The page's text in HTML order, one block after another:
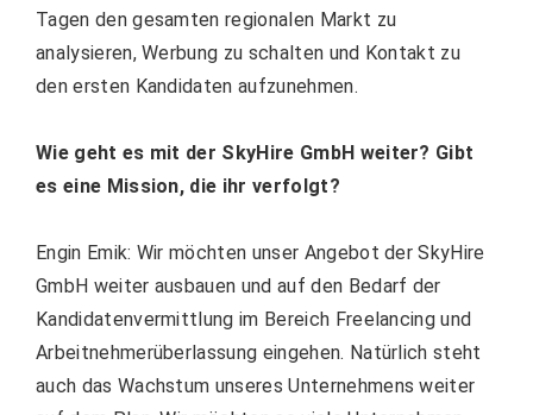
Tagen den gesamten regionalen Markt zu
analysieren, Werbung zu schalten und Kontakt zu
den ersten Kandidaten aufzunehmen.
Wie geht es mit der SkyHire GmbH weiter? Gibt
es eine Mission, die ihr verfolgt?
Engin Emik: Wir möchten unser Angebot der SkyHire
GmbH weiter ausbauen und auf den Bedarf der
Kandidatenvermittlung im Bereich Freelancing und
Arbeitnehmerüberlassung eingehen. Natürlich steht
auch das Wachstum unseres Unternehmens weiter